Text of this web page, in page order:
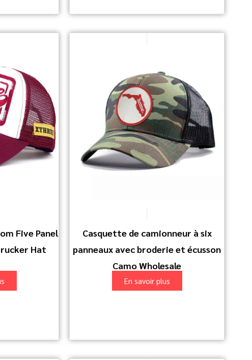
Five Panel
Hat
Casquette de camionneur à six
panneaux avec broderie et écusson
Camo Wholesale
En savoir plus